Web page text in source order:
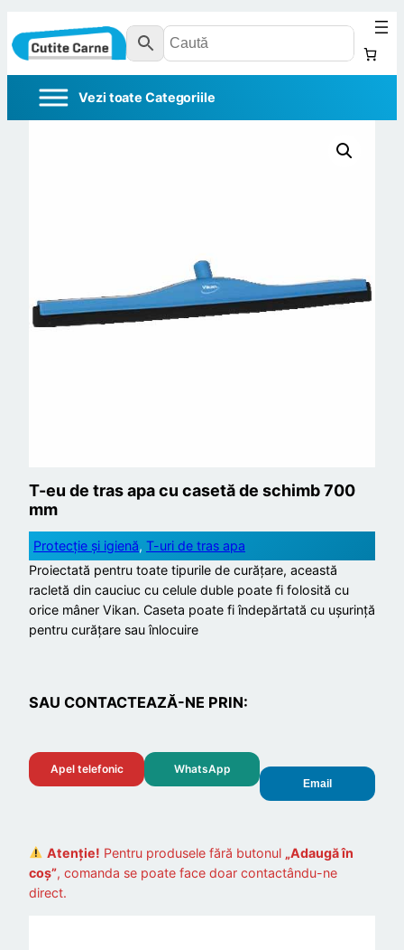
T-eu de tras apa cu casetă de schimb 700
mm
Protecție și igienă, T-uri de tras apa
Proiectată pentru toate tipurile de curățare, această
racletă din cauciuc cu celule duble poate fi folosită cu
orice mâner Vikan. Caseta poate fi îndepărtată cu ușurință
pentru curățare sau înlocuire
SAU CONTACTEAZĂ-NE PRIN:
Apel telefonic WhatsApp
Email
Atenție! Pentru produsele fără butonul „Adaugă în
coș”, comanda se poate face doar contactându-ne
direct.